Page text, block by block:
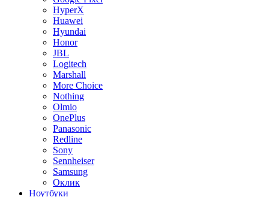
HyperX
Huawei
Hyundai
Honor
JBL
Logitech
Marshall
More Choice
Nothing
Olmio
OnePlus
Panasonic
Redline
Sony
Sennheiser
Samsung
Оклик
Ноутбуки